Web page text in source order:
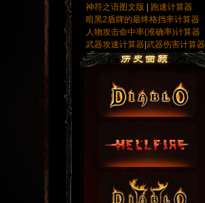
神符之语图文版
跑速计算器
暗黑2盾牌的最终格挡率计算器
人物攻击命中率(准确率)计算器
武器攻速计算器 武器伤害计算器